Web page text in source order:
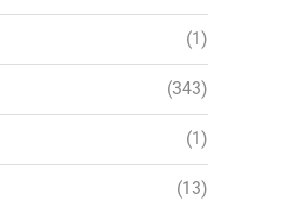
(1)
(343)
(1)
(13)